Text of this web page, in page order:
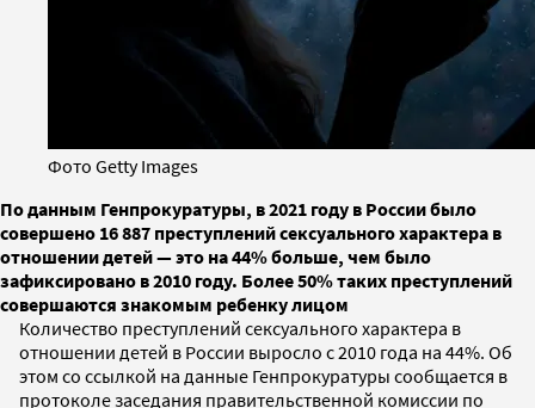
Фото Getty Images
По данным Генпрокуратуры, в 2021 году в России было
совершено 16 887 преступлений сексуального характера в
отношении детей — это на 44% больше, чем было
зафиксировано в 2010 году. Более 50% таких преступлений
совершаются знакомым ребенку лицом
Количество преступлений сексуального характера в
отношении детей в России выросло с 2010 года на 44%. Об
этом со ссылкой на данные Генпрокуратуры сообщается в
протоколе заседания правительственной комиссии по